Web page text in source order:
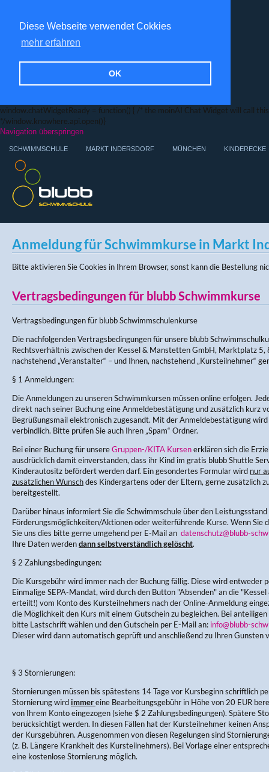
Diese Webseite verwendet Cokkies
mehr erfahren
OK
window.chatWidgetReady = function() { /* the moinAI Chat Widget will call
*/window.knowhere.api.open()}
Navigation überspringen
SCHWIMMSCHULE MARKT INDERSDORF MÜNCHEN KINDERECKE
Anmeldung für Schwimmkurse in Markt
Bitte aktivieren Sie Cookies in Ihrem Browser, sonst kann die Bestellung
Vertragsbedingungen für blubb Schwimmkurse
Vertragsbedingungen für blubb Schwimmschulenkurse
Die nachfolgenden Vertragsbedingungen für unsere blubb
Rechtsverhältnis zwischen der Kessel & Manstetten GmbH, Marktplatz
nachstehend „Veranstalter“ – und Ihnen, nachstehend „Kursteilnehmer“
§ 1 Anmeldungen:
Die Anmeldungen zu unseren Schwimmkursen müssen online erfolgen.
direkt nach seiner Buchung eine Anmeldebestätigung und zusätzlich kurz
Begrüßungsmail elektronisch zugesandt. Mit der Anmeldebestätigung
verbindlich. Bitte prüfen Sie auch Ihren „Spam“ Ordner.
Bei einer Buchung für unsereGruppen-/KITA Kursenerklären sich die
ausdrücklich damit einverstanden, dass ihr Kind im gratis blubb Shuttle
Kinderautositz befördert werden darf. Ein gesondertes Formular wird nur
zusätzlichen Wunschdes Kindergartens oder der Eltern, gerne zusätzlich
bereitgestellt.
Darüber hinaus informiert Sie die Schwimmschule über den
Förderungsmöglichkeiten/Aktionen oder weiterführende Kurse. Wenn Sie
Sie uns dies bitte gerne umgehend per E-Mail an datenschutz@blubb-
Ihre Daten werdendann selbstverständlich gelöscht.
§ 2 Zahlungsbedingungen:
Die Kursgebühr wird immer nach der Buchung fällig. Diese wird entweder
Einmalige SEPA-Mandat, wird durch den Button "Absenden" an die
erteilt!) vom Konto des Kursteilnehmers nach der Online-Anmeldung
die Möglichkeit den Kurs mit einem Gutschein zu begleichen. Bei
bitte Lastschrift wählen und den Gutschein per E-Mail an: info@blubb-
Dieser wird dann automatisch geprüft und anschließend zu Ihren Gunsten
§ 3 Stornierungen:
Stornierungen müssen bis spätestens 14 Tage vor Kursbeginn schriftlich
Stornierung wirdimmereine Bearbeitungsgebühr in Höhe von 20 EUR
von Ihrem Konto eingezogen (siehe $ 2 Zahlungsbedingungen). Spätere
berücksichtigt werden. In diesen Fällen hat der Kursteilnehmer keinen
der Kursgebühren. Ausgenommen von diesen Regelungen sind
(z. B. Längere Krankheit des Kursteilnehmers). Bei Vorlage einer
eine kostenlose Stornierung möglich.